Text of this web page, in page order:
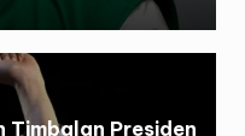
Timbalan Presiden